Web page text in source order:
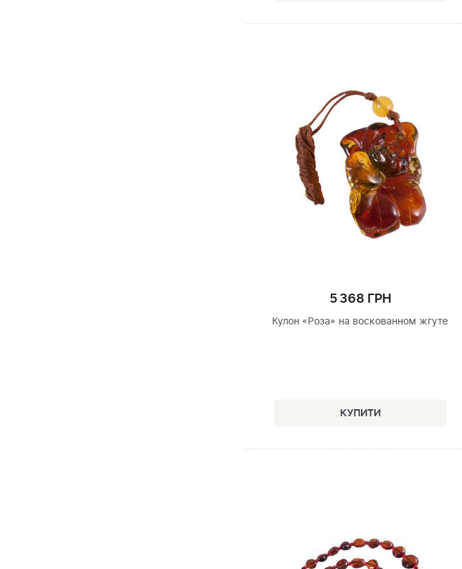
5 368 ГРН
Кулон «Роза» на воскованном жгуте